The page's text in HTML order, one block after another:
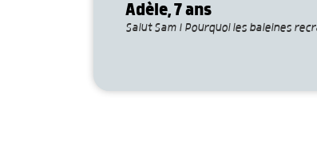
Adèle, 7 ans
Salut Sam ! Pourquoi les baleines